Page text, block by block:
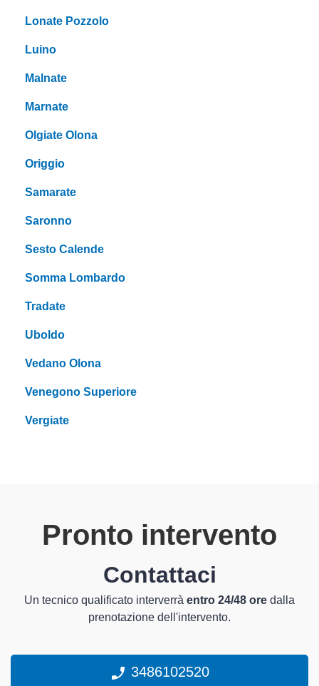
Lonate Pozzolo
Luino
Malnate
Marnate
Olgiate Olona
Origgio
Samarate
Saronno
Sesto Calende
Somma Lombardo
Tradate
Uboldo
Vedano Olona
Venegono Superiore
Vergiate
Pronto intervento
Contattaci
Un tecnico qualificato interverrà entro 24/48 ore dalla
prenotazione dell'intervento.
3486102520